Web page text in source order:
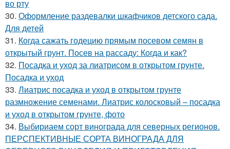
во рту
30. Оформление раздевалки шкафчиков детского сада.
Для детей
31. Когда сажать годецию прямым посевом семян в
открытый грунт. Посев на рассаду: Когда и как?
32. Посадка и уход за лиатрисом в открытом грунте.
Посадка и уход
33. Лиатрис посадка и уход в открытом грунте
размножение семенами. Лиатрис колосковый – посадка
и уход в открытом грунте, фото
34. Выбириаем сорт винограда для северных регионов.
ПЕРСПЕКТИВНЫЕ СОРТА ВИНОГРАДА ДЛЯ